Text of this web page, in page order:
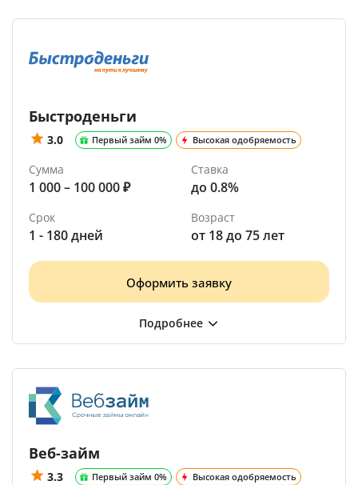
Быстроденьги
3.0 Первый займ 0% Высокая одобряемость
Сумма
1 000 – 100 000 ₽
Ставка
до 0.8%
Срок
1 - 180 дней
Возраст
от 18 до 75 лет
Оформить заявку
Веб-займ
3.3 Первый займ 0% Высокая одобряемость